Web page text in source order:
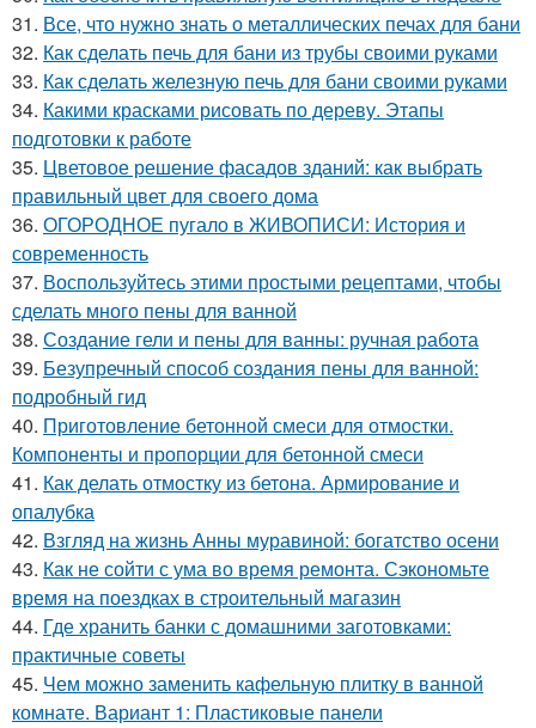
31. Все, что нужно знать о металлических печах для бани
32. Как сделать печь для бани из трубы своими руками
33. Как сделать железную печь для бани своими руками
34. Какими красками рисовать по дереву. Этапы
подготовки к работе
35. Цветовое решение фасадов зданий: как выбрать
правильный цвет для своего дома
36. ОГОРОДНОЕ пугало в ЖИВОПИСИ: История и
современность
37. Воспользуйтесь этими простыми рецептами, чтобы
сделать много пены для ванной
38. Создание гели и пены для ванны: ручная работа
39. Безупречный способ создания пены для ванной:
подробный гид
40. Приготовление бетонной смеси для отмостки.
Компоненты и пропорции для бетонной смеси
41. Как делать отмостку из бетона. Армирование и
опалубка
42. Взгляд на жизнь Анны муравиной: богатство осени
43. Как не сойти с ума во время ремонта. Сэкономьте
время на поездках в строительный магазин
44. Где хранить банки с домашними заготовками:
практичные советы
45. Чем можно заменить кафельную плитку в ванной
комнате. Вариант 1: Пластиковые панели